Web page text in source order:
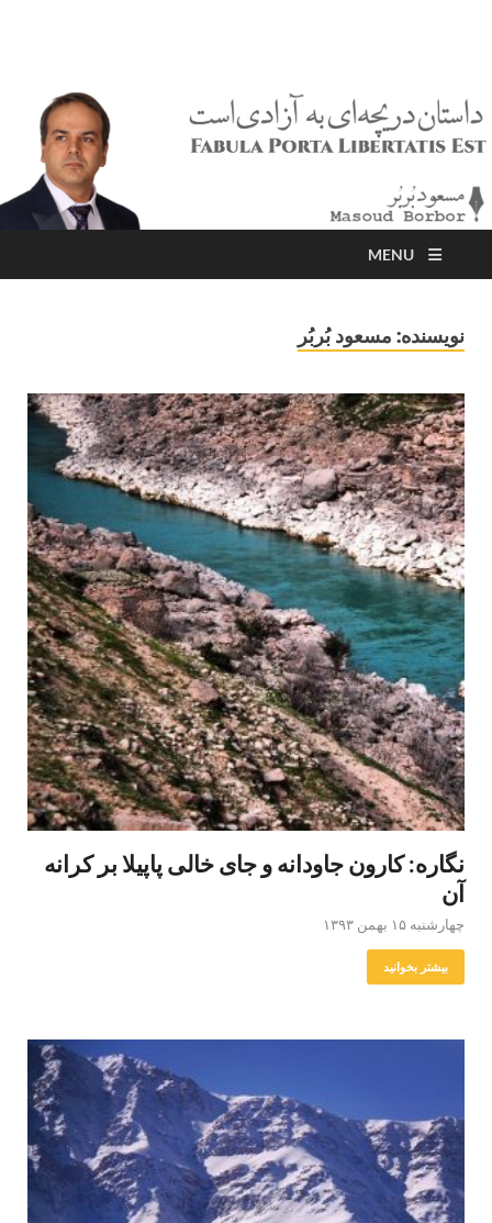
MENU
نویسنده: مسعود بُربُر
نگاره: کارون جاودانه و جای خالی پاپیلا بر کرانه
آن
چهارشنبه ۱۵ بهمن ۱۳۹۳
بیشتر بخوانید